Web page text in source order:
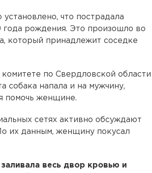
установлено, что пострадала
года рождения. Это произошло во
который принадлежит соседке
по Свердловской области
собака напала и на мужчину,
помочь женщине.
сетях активно обсуждают
их данным, женщину покусал
весь двор кровью и